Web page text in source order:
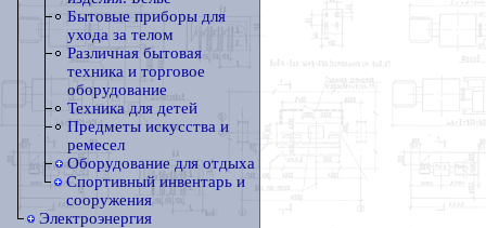
Бытовые приборы для
ухода за телом
Различная бытовая
техника и торговое
оборудование
Техника для детей
Предметы искусства и
ремесел
Оборудование для отдыха
Спортивный инвентарь и
сооружения
Электроэнергия